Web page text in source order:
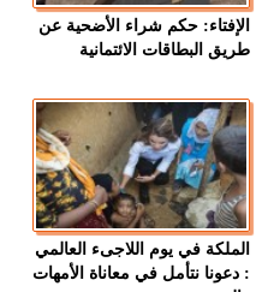
الإفتاء: حكم شراء الأضحية عن
طريق البطاقات الائتمانية
الملكة في يوم اللاجىء العالمي
: دعونا نتأمل في معاناة الأمهات